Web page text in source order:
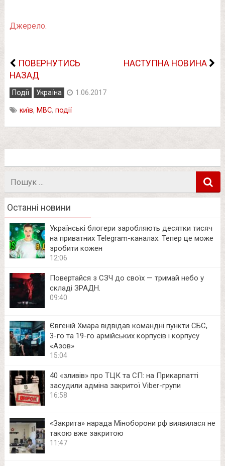
Джерело.
ПОВЕРНУТИСЬ
НАЗАД
НАСТУПНА НОВИНА
Події Україна 1.06.2017
київ, МВС, події
Останні новини
Українські блогери заробляють десятки тисяч
на приватних Telegram-каналах. Тепер це може
зробити кожен
12:06
Повертайся з СЗЧ до своїх — тримай небо у
складі ЗРАДН.
09:40
Євгеній Хмара відвідав командні пункти СБС,
3-го та 19-го армійських корпусів і корпусу
«Азов»
15:04
40 «зливів» про ТЦК та СП: на Прикарпатті
засудили адміна закритої Viber-групи
16:58
«Закрита» нарада Міноборони рф виявилася не
такою вже закритою
11:47